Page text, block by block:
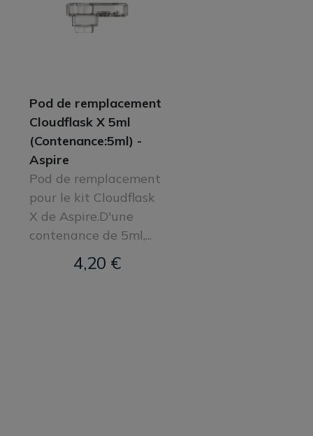
Pod de remplacement
Cloudflask X 5ml
(Contenance:5ml) -
Aspire
Pod de remplacement
pour le kit Cloudflask
X de Aspire.D'une
contenance de 5ml,...
4,20 €